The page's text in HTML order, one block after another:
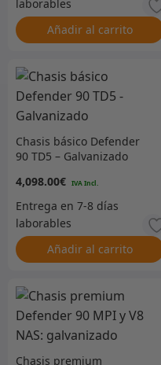
Añadir al carrito
Chasis básico Defender
90 TD5 – Galvanizado
4,098.00€
Añadir al carrito
Chasis premium